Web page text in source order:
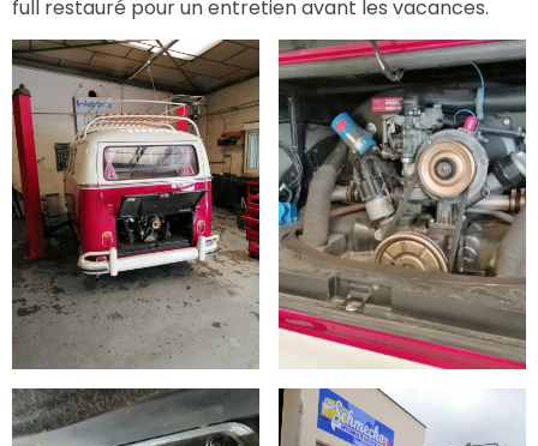
full restauré pour un entretien avant les vacances.